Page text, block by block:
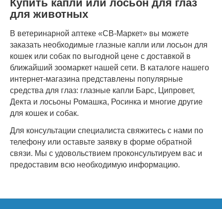
Купить капли или лосьон для глаз
для животных
В ветеринарной аптеке «СВ-Маркет» вы можете
заказать необходимые глазные капли или лосьон для
кошек или собак по выгодной цене с доставкой в
ближайший зоомаркет нашей сети. В каталоге нашего
интернет-магазина представлены популярные
средства для глаз: глазные капли Барс, Ципровет,
Декта и лосьоны Ромашка, Росинка и многие другие
для кошек и собак.
Для консультации специалиста свяжитесь с нами по
телефону или оставьте заявку в форме обратной
связи. Мы с удовольствием проконсультируем вас и
предоставим всю необходимую информацию.